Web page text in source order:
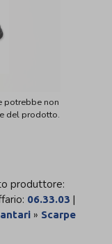
potrebbe non
del prodotto.
produttore:
06.33.03 |
» Scarpe